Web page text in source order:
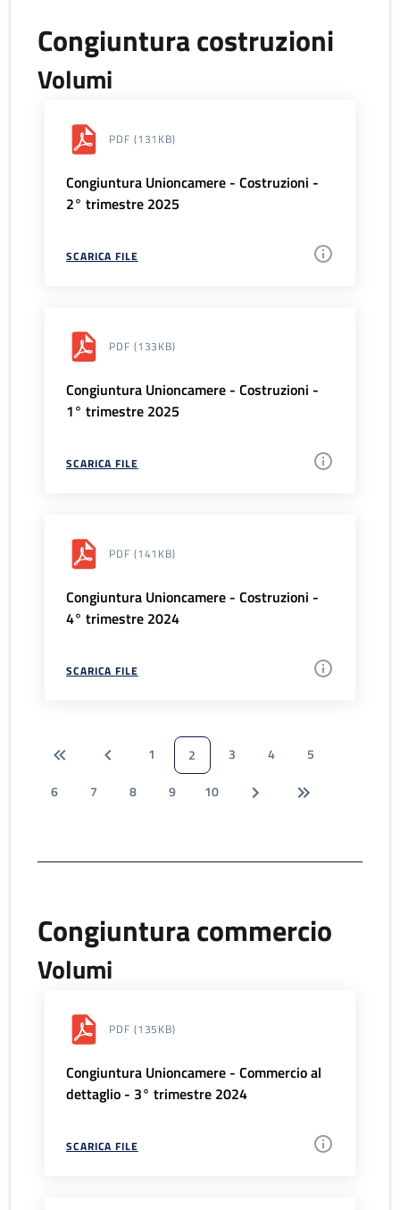
Congiuntura costruzioni
Volumi
PDF (131KB)
Congiuntura Unioncamere - Costruzioni -
2° trimestre 2025
SCARICA FILE
PDF (133KB)
Congiuntura Unioncamere - Costruzioni -
1° trimestre 2025
SCARICA FILE
PDF (141KB)
Congiuntura Unioncamere - Costruzioni -
4° trimestre 2024
SCARICA FILE
1 2 3 4
5
6
7 8 9 10
Congiuntura commercio
Volumi
PDF (135KB)
Congiuntura Unioncamere - Commercio al
dettaglio - 3° trimestre 2024
SCARICA FILE